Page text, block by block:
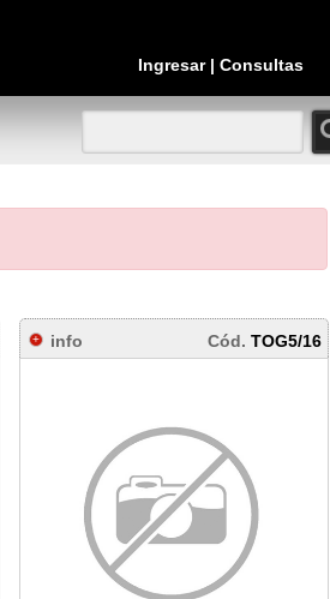
Ingresar| Consultas
info Cód.TOG5/16